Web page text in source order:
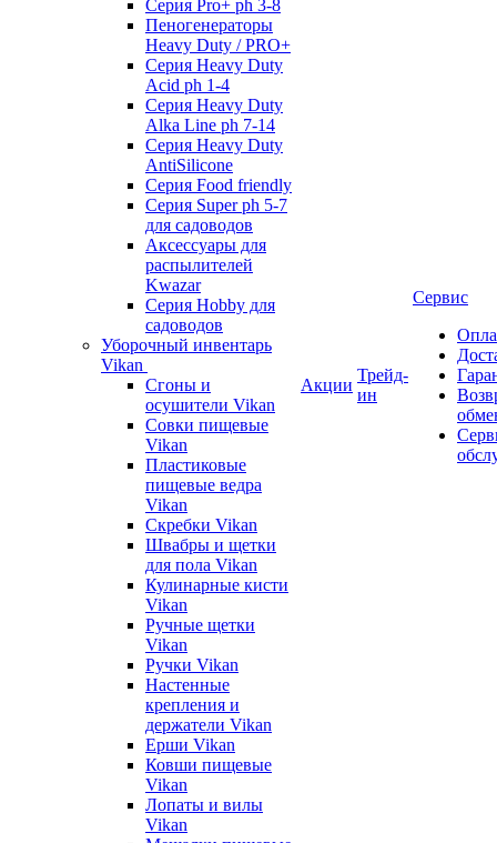
Серия Pro+ ph 3-8
Пеногенераторы
Heavy Duty / PRO+
Серия Heavy Duty
Acid ph 1-4
Серия Heavy Duty
Alka Line ph 7-14
Серия Heavy Duty
AntiSilicone
Серия Food friendly
Серия Super ph 5-7
для садоводов
Аксессуары для
распылителей
Kwazar
Серия Hobby для
садоводов
Уборочный инвентарь
Vikan
Сгоны и
осушители Vikan
Совки пищевые
Vikan
Пластиковые
пищевые ведра
Vikan
Скребки Vikan
Швабры и щетки
для пола Vikan
Кулинарные кисти
Vikan
Ручные щетки
Vikan
Ручки Vikan
Настенные
крепления и
держатели Vikan
Ерши Vikan
Ковши пищевые
Vikan
Лопаты и вилы
Vikan
Акции
Трейд-
ин
Сервис